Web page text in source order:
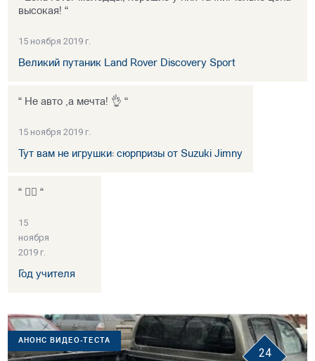
высокая! “
15 ноября 2019 г.
Великий путаник Land Rover Discovery Sport
“ Не авто ,а мечта! 👌 “
15 ноября 2019 г.
Тут вам не игрушки: сюрпризы от Suzuki Jimny
“ 👍🏻 “
15
ноября
2019 г.
Год учителя
АНОНС ВИДЕО-ТЕСТА
24